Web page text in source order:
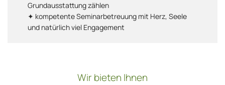
Grundausstattung zählen
✦ kompetente Seminarbetreuung mit Herz, Seele
und natürlich viel Engagement
Wir bieten Ihnen